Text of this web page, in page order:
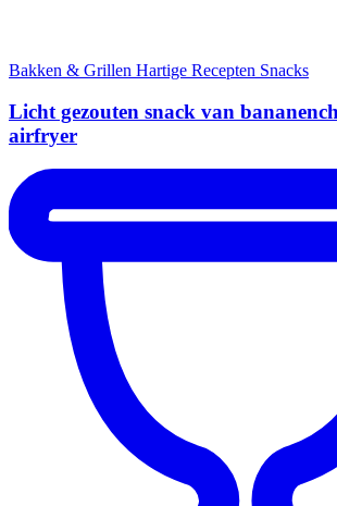
Bakken & Grillen Hartige Recepten Snacks
Licht gezouten snack van
airfryer